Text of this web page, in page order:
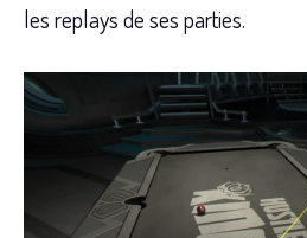
les replays de ses parties.